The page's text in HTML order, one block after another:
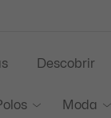
Junta-te
Moda
Descobrir